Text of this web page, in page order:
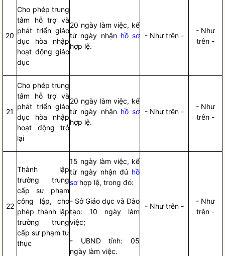
20
Cho phép trung
tâm hỗ trợ và
phát triển giáo
dục hòa nhập
hoạt động giáo
dục
20 ngày làm việc, kể
từ ngày nhận hồ sơ
hợp lệ.
- Như trên -
- Như
trên -
21
Cho phép trung
tâm hỗ trợ và
phát triển giáo
dục hòa nhập
hoạt động trở
lại
20 ngày làm việc, kể
từ ngày nhận hồ sơ
hợp lệ.
- Như trên -
- Như
trên -
22
Thành lập
trường trung
cấp sư phạm
công lập, cho
phép thành lập
trường trung
cấp sư phạm tư
thục
15 ngày làm việc, kể
từ ngày nhận đủ hồ
sơhợp lệ, trong đó:
- Sở Giáo dục và Đào
tạo: 10 ngày làm
việc;
- UBND tỉnh: 05
ngày làm việc.
- Như trên -
- Như
trên -